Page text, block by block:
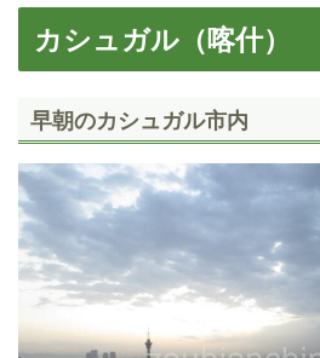
カシュガル（喀什）
早朝のカシュガル市内